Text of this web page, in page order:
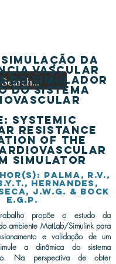
da
vascular
do simulador
do sistema
Systemic
resistance
of the
simulator
Palma, R.V.,
Hernandes,
J.W.G. & Bock
E.G.P.
propõe o estudo da
ambiente MatLab/Simulink para
e validação de um
a dinâmica do sistema
Na perspectiva de obter